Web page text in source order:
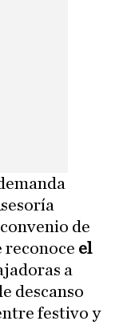
de
reconoce el
a
descanso
festivo y